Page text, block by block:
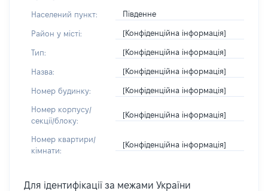
Населений пункт: Південне
Район у місті: [Конфіденційна інформація]
Тип: [Конфіденційна інформація]
Назва: [Конфіденційна інформація]
Номер будинку: [Конфіденційна інформація]
Номер корпусу/
секції/блоку:
[Конфіденційна інформація]
Номер квартири/
кімнати:
[Конфіденційна інформація]
Для ідентифікації за межами України